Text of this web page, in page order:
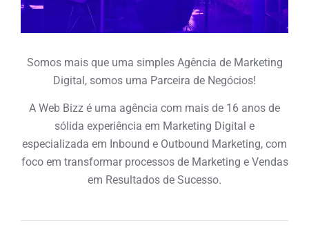
Somos mais que uma simples Agência de Marketing
Digital, somos uma Parceira de Negócios!
A Web Bizz é uma agência com mais de 16 anos de
sólida experiência em Marketing Digital e
especializada em Inbound e Outbound Marketing, com
foco em transformar processos de Marketing e Vendas
em Resultados de Sucesso.